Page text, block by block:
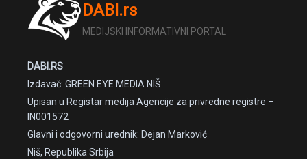
DABI.rs
MEDIJSKI INFORMATIVNI PORTAL
DABI.RS
Izdavač: GREEN EYE MEDIA NIŠ
Upisan u Registar medija Agencije za privredne registre –
IN001572
Glavni i odgovorni urednik: Dejan Marković
Niš, Republika Srbija